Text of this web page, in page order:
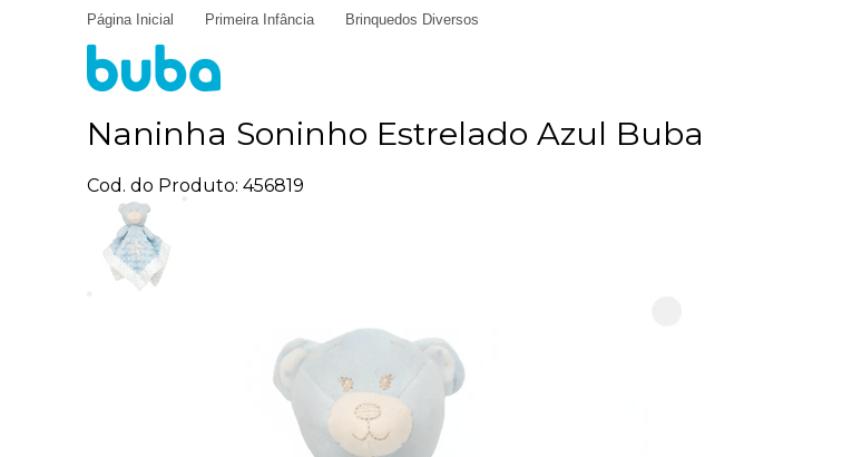
Página Inicial Primeira Infância Brinquedos Diversos
Naninha Soninho Estrelado Azul Buba
Cod. do Produto: 456819